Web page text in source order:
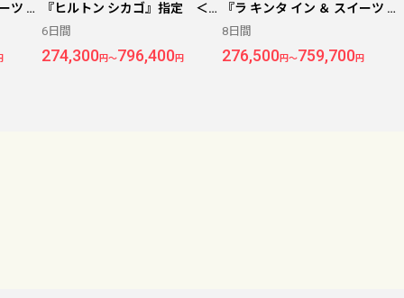
ツ バ
『ヒルトン シカゴ』指定 ＜シ
カゴ＞ 6日間
6日間
274,300 円～796,400 円
『ラ キンタ イン ＆ スイーツ バ
イ ウィンダム シカゴ ダウンタ
ウン』指定 ＜シカゴ＞ 8日
間
8日間
276,500 円～759,700 円